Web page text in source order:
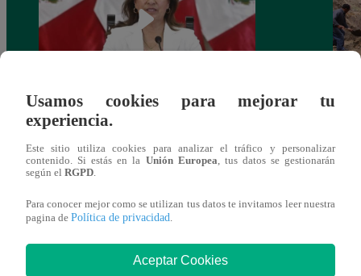
Congreso: proponen que el aumento del
salario presidencial se aplique desde 2026
También te puede
Usamos cookies para mejorar tu
experiencia.
Este sitio utiliza cookies para analizar el tráfico y personalizar
contenido. Si estás en la Unión Europea , tus datos se gestionarán
según el RGPD
Para conocer mejor como se utilizan tus datos te invitamos leer nuestra
pagina de Política de privacidad
Aceptar Cookies